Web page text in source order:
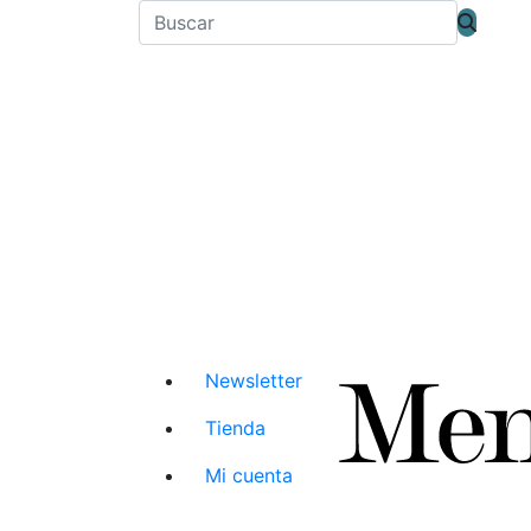
Newsletter
Tienda
Mi cuenta